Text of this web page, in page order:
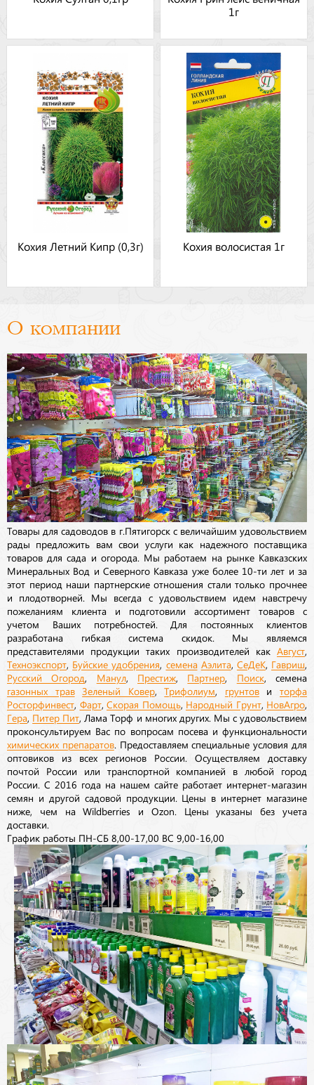
1г
Кохия Летний Кипр (0,3г) Кохия волосистая 1г
О компании
Товары для садоводов в г.Пятигорск с величайшим удовольствием
рады предложить вам свои услуги как надежного поставщика
товаров для сада и огорода. Мы работаем на рынке Кавказских
Минеральных Вод и Северного Кавказа уже более 10-ти лет и за
этот период наши партнерские отношения стали только прочнее
и плодотворней. Мы всегда с удовольствием идем навстречу
пожеланиям клиента и подготовили ассортимент товаров с
учетом Ваших потребностей. Для постоянных клиентов
разработана гибкая система скидок. Мы являемся
представителями продукции таких производителей как Август
Техноэкспорт Буйские удобрения семена Аэлита, СеДеК Гавриш
Русский Огород Манул, Престиж Партнер Поиск, семена
газонных трав Зеленый Ковер,Трифолиум грунтовиторфа
Росторфинвест Фарт, Скорая Помощь Народный Грунт, НовАгро
Гера Питер Пит , Лама Торф и многих других. Мы с удовольствием
проконсультируем Вас по вопросам посева и функциональности
химических препаратов. Предоставляем специальные условия для
оптовиков из всех регионов России. Осуществляем доставку
почтой России или транспортной компанией в любой город
России. С 2016 года на нашем сайте работает интернет-магазин
семян и другой садовой продукции. Цены в интернет магазине
ниже, чем на Wildberries и Ozon. Цены указаны без учета
доставки.
График работы ПН-СБ 8,00-17,00 ВС 9,00-16,00